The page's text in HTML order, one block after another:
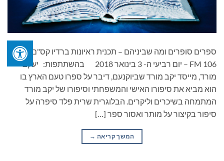
ספרים סופרים ומה שביניהם – תכנית ראיונות ברדיו קס"ם
106 FM – יום רביעי ה- 3 בינואר 2018 בהשתתפות: יעקב
מורד, מייסד יקב מורד שביוקנעם, דיבר על ספרו טעם הארץ בו
הוא מביא את סיפורו האישי והמשפחתי וסיפורו של יקב מורד
המתמחה בשיכרים וליקרים. הבלוגרית שרית פלד סיפרה על
סיפור בקיצור על מותר ואסור ספר […]
המשך קריאה →